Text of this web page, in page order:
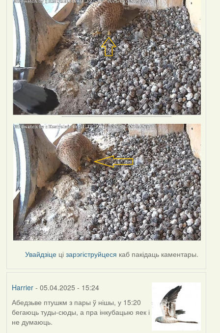
Увайдзіце цізарэгіструйцеся каб пакідаць каментары.
Harrier- 05.04.2025 - 15:24
Абедзьве птушкм з пары ў нішы, у 15:20
бегаюць туды-сюды, а пра інкубацыю яек і
не думаюць.